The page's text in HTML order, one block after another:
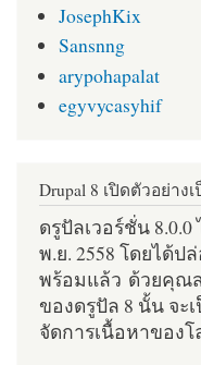
JosephKix
Sansnng
arypohapalat
egyvycasyhif
Drupal 8 เปิดตัวอย่าง
ดรูปัลเวอร์ชั่น
พ.ย. 2558 โดยได้
พร้อมแล้ว ด้วยคุณ
ของดรูปัล 8 นั้น จะ
จัดการเนื้อหาของ